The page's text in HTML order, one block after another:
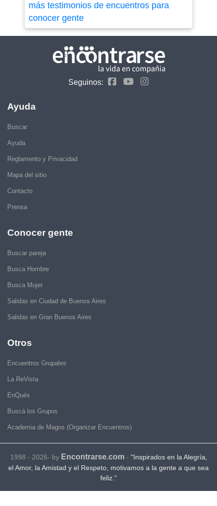
más testimonios de encuentros para
conocer gente
Seguinos:
Ayuda
Buscar
Ayuda
Reglamento y Privacidad
Mapa del sitio
Contacto
Prensa
Conocer gente
Buscar pareja
Busca Hombre
Busca Mujer
Salidas en Ciudad de Buenos Aires
Salidas en Gran Buenos Aires
Otros
Encuentros Grupales
La ReVista
EnQués
Buscá los Grupos
Academia de Magos (Organizar Encuentros)
1998 - 2026- by Encontrarse.com- "Inspirados en la Alegría,
el Amor, la Amistad y el Respeto, motivamos a la gente a que sea
feliz."